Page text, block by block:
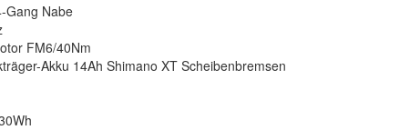
Gang Nabe
FM6/40Nm
Akku 14Ah Shimano XT Scheibenbremsen